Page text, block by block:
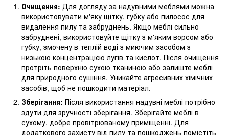
Очищення: Для догляду за надувними меблями можна
використовувати м'яку щітку, губку або пилосос для
видалення пилу та забруднень. Якщо меблі сильно
забруднені, використовуйте щітку з м'яким ворсом або
губку, змочену в теплій воді з миючим засобом з
низькою концентрацією лугів та кислот. Після очищення
протріть поверхню сухою тканиною або залиште меблі
для природного сушіння. Уникайте агресивних хімічних
засобів, щоб не пошкодити матеріал.
Зберігання: Після використання надувні меблі потрібно
здути для зручності зберігання. Зберігайте меблі в
сухому, добре провітрюваному приміщенні. Для
додаткового захисту від пилу та пошкоджень помістіть